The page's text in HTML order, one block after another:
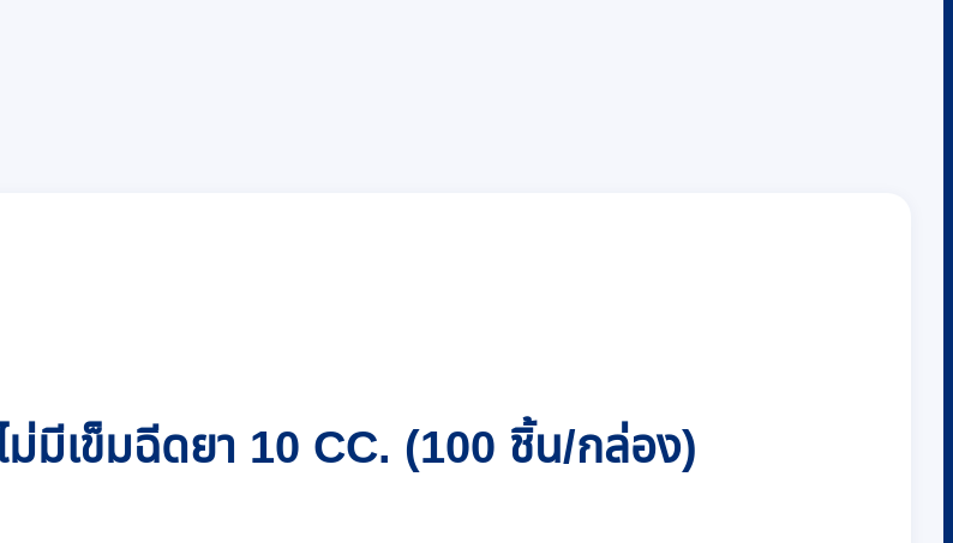
มีเข็มฉีดยา 10 CC. (100 ชิ้น/กล่อง)